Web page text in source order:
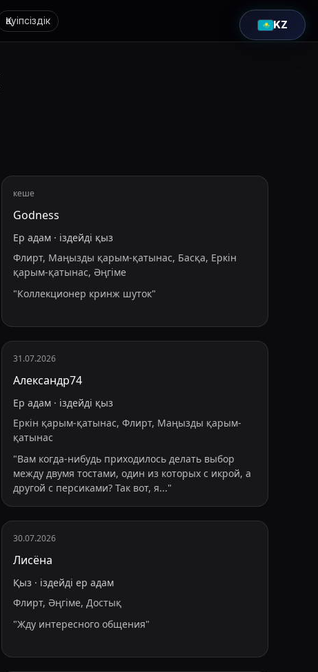
Қауіпсіздік KZ
кеше
Godness
Ер адам · іздейді қыз
Флирт, Маңызды қарым-қатынас, Басқа, Еркін
қарым-қатынас, Әңгіме
"Коллекционер кринж шуток"
31.07.2026
Александр74
Ер адам · іздейді қыз
Еркін қарым-қатынас, Флирт, Маңызды қарым-
қатынас
"Вам когда-нибудь приходилось делать выбор
между двумя тостами, один из которых с икрой, а
другой с персиками? Так вот, я..."
30.07.2026
Лисёна
Қыз · іздейді ер адам
Флирт, Әңгіме, Достық
"Жду интересного общения"